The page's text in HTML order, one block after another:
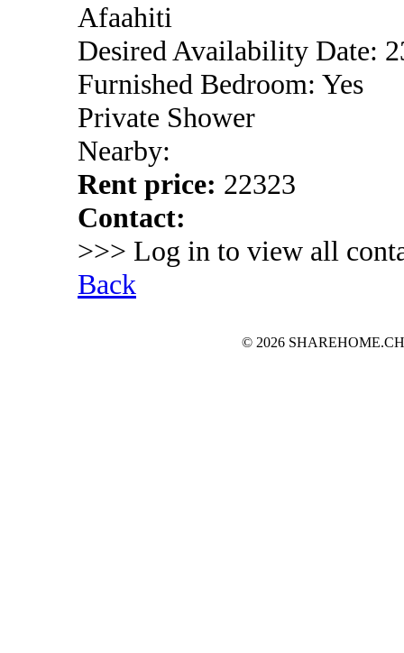
Afaahiti
Desired Availability Date:
Furnished Bedroom: Yes
Private Shower
Nearby:
Rent price: 22323
Contact:
>>> Log in to view all
Back
© 2026